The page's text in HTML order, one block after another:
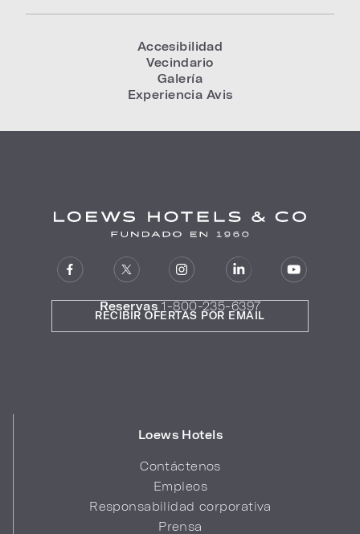
Accesibilidad
Vecindario
Galería
Experiencia Avis
Reservas 1-800-235-6397
Loews Hotels
Contáctenos
Empleos
Responsabilidad corporativa
Prensa
RECIBIR OFERTAS POR EMAIL